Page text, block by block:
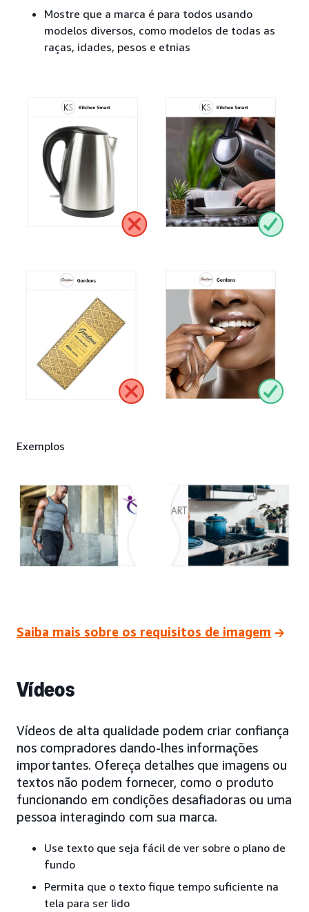
Mostre que a marca é para todos usando
modelos diversos, como modelos de todas as
raças, idades, pesos e etnias
Exemplos
Saiba mais sobre os requisitos de imagem
Vídeos
Vídeos de alta qualidade podem criar confiança
nos compradores dando-lhes informações
importantes. Ofereça detalhes que imagens ou
textos não podem fornecer, como o produto
funcionando em condições desafiadoras ou uma
pessoa interagindo com sua marca.
Use texto que seja fácil de ver sobre o plano de
fundo
Permita que o texto fique tempo suficiente na
tela para ser lido